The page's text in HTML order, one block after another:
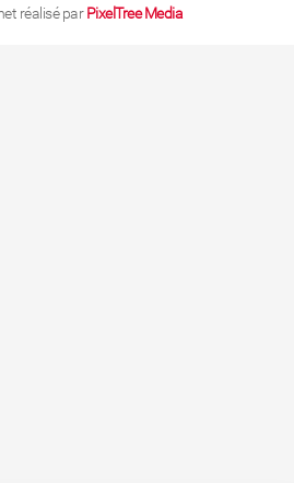
réalisé parPixelTree Media